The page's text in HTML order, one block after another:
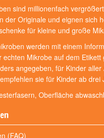
sind millionenfach
der Originale und eignen sich
für kleine und große
werden mit einem
echten Mikrobe auf dem Etikett
angegeben, für Kinder aller
sie für Kinder ab drei
Oberfläche
(FAQ)